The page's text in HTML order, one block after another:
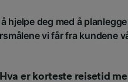
hjelpe deg med å
vi får fra kundene
Hva er korteste reisetid